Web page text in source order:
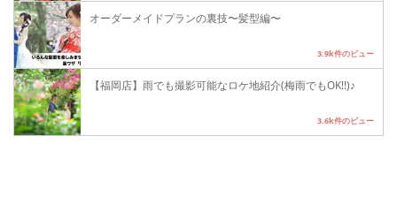
オーダーメイドプランの裏技〜髪型編〜
3.9k件のビュー
【福岡店】雨でも撮影可能なロケ地紹介(梅雨でもOK!!)♪
3.6k件のビュー